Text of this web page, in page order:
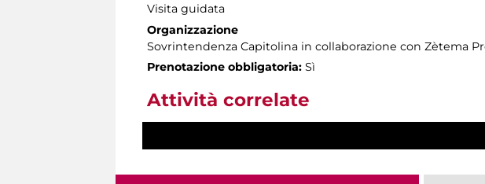
Visita guidata
Organizzazione
Sovrintendenza Capitolina in collaborazione con Zètema
Prenotazione obbligatoria: Sì
Attività correlate